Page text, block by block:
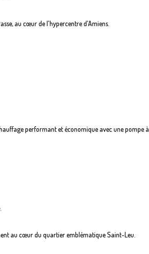
au cœur de l'hypercentre d'Amiens.
performant et économique avec une pompe
au cœur du quartier emblématique Saint-Leu.